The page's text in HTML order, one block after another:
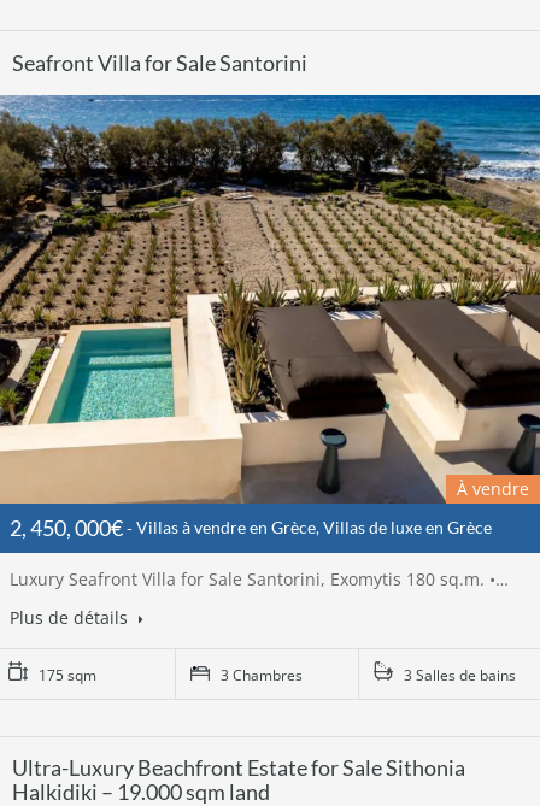
Seafront Villa for Sale Santorini
À vendre
2, 450, 000€ Villas à vendre en Grèce, Villas de luxe en Grèce
Luxury Seafront Villa for Sale Santorini, Exomytis 180 sq.m. •…
Plus de détails
175 sqm 3 Chambres 3 Salles de bains
Ultra-Luxury Beachfront Estate for Sale Sithonia
Halkidiki – 19.000 sqm land